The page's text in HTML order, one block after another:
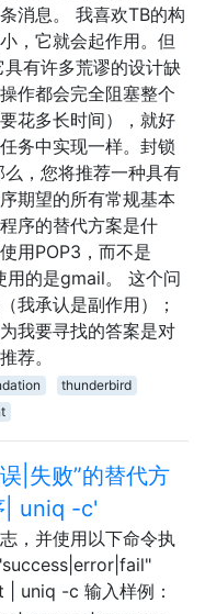
消息。 我喜欢TB的构
，它就会起作用。但
有许多荒谬的设计缺
作都会完全阻塞整个
花多长时间），就好
务中实现一样。封锁
，您将推荐一种具有
期望的所有常规基本
序的替代方案是什
用POP3，而不是
用的是gmail。 这个问
我承认是副作用）；
我要寻找的答案是对
荐。
thunderbird
|失败”的替代方
| uniq -c'
，并使用以下命令执
uniq -c 输入样例：